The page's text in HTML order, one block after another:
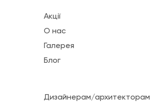
Акції
О нас
Галерея
Блог
Дизайнерам/архитекторам